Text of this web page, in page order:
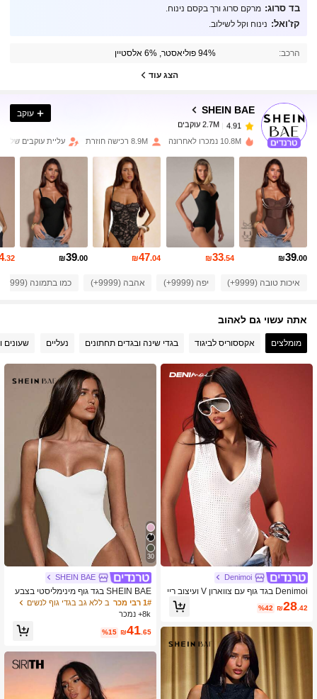
בד סרוג: מרקם סרוג ורך בקסם נינוח.
קז'ואל: נינוח וקל לשילוב.
הרכב: 94% פוליאסטר, 6% אלסטיין
הצג עוד
SHEIN BAE
4.91 2.7M עוקבים
4.91
2.7M עוקבים
h***t שילםלפני יום אחד
4.91 2.7M עוקבים
2.7M עוקבים
4.91 2.7M עוקבים
4.91 2.7M עוקבים
4.91 2.7M עוקבים
4.91 2.7M עוקבים
עוקב
10.8M נמכרו לאחרונה 8.9M רכישה חוזרת עליית עוקבים של 13%
₪39.00
₪33.54
₪47.04
₪39.00
.32
איכות טובה (9999+) יפה (9999+) אהבה (9999+) כמו בתמונה (9999+)
אתה עשוי גם לאהוב
מומלצים אקססוריס לביגוד בגדי שינה ובגדים תחתונים נעליים שעונים
Denimoi
Denimoi בגד גוף עם צווארון V ועיצוב ריי
נסטון לנשים
₪28.42
%42
30
SHEIN BAE
SHEIN BAE בגד גוף מינימליסטי בצבע
אחיד לנשים, קז'ואל יומיומי, קיץ
1# רבי מכר
ב ללא גב בגדי גוף לנשים
8k+ נמכר
₪41.65
%15